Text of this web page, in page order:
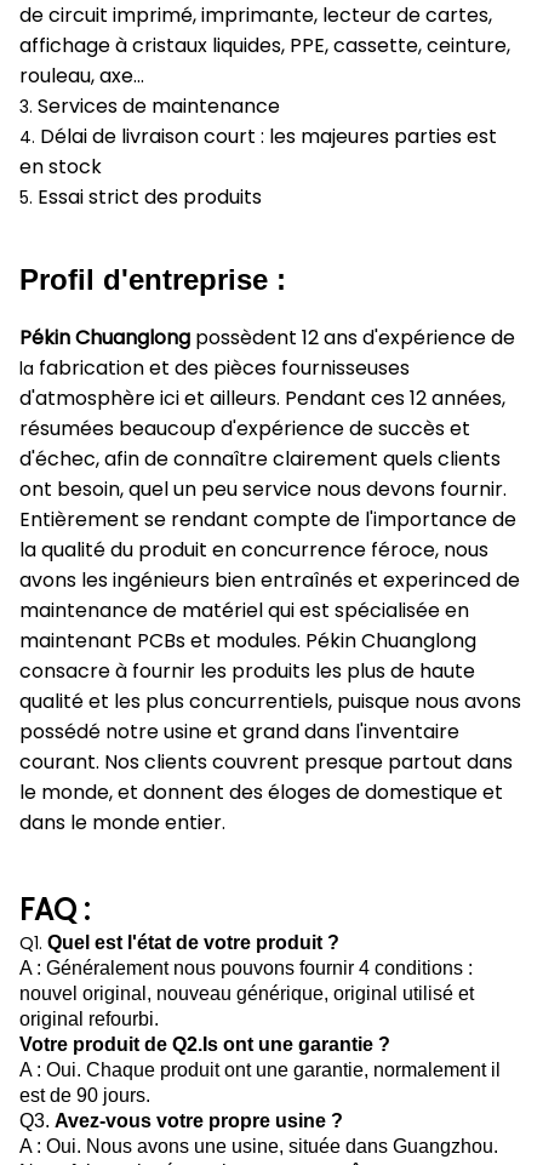
de circuit imprimé, imprimante, lecteur de cartes,
affichage à cristaux liquides, PPE, cassette, ceinture,
rouleau, axe…
3. Services de maintenance
4. Délai de livraison court : les majeures parties est
en stock
5. Essai strict des produits
Profil d'entreprise :
Pékin Chuanglong possèdent 12 ans d'expérience de
la fabrication et des pièces fournisseuses
d'atmosphère ici et ailleurs. Pendant ces 12 années,
résumées beaucoup d'expérience de succès et
d'échec, afin de connaître clairement quels clients
ont besoin, quel un peu service nous devons fournir.
Entièrement se rendant compte de l'importance de
la qualité du produit en concurrence féroce, nous
avons les ingénieurs bien entraînés et experinced de
maintenance de matériel qui est spécialisée en
maintenant PCBs et modules. Pékin Chuanglong
consacre à fournir les produits les plus de haute
qualité et les plus concurrentiels, puisque nous avons
possédé notre usine et grand dans l'inventaire
courant. Nos clients couvrent presque partout dans
le monde, et donnent des éloges de domestique et
dans le monde entier.
FAQ :
Q1. Quel est l'état de votre produit ?
A : Généralement nous pouvons fournir 4 conditions :
nouvel original, nouveau générique, original utilisé et
original refourbi.
Votre produit de Q2.Is ont une garantie ?
A : Oui. Chaque produit ont une garantie, normalement il
est de 90 jours.
Q3. Avez-vous votre propre usine ?
A : Oui. Nous avons une usine, située dans Guangzhou.